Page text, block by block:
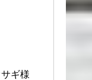
ギ様